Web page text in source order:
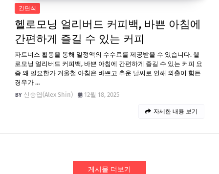
간편식
헬로모닝 얼리버드 커피백, 바쁜 아침에
간편하게 즐길 수 있는 커피
파트너스 활동을 통해 일정액의 수수료를 제공받을 수 있습니다. 헬
로모닝 얼리버드 커피백, 바쁜 아침에 간편하게 즐길 수 있는 커피 요
즘 왜 필요한가 겨울철 아침은 바쁘고 추운 날씨로 인해 외출이 힘든
경우가 …
신승엽(Alex Shin)
12월 18, 2025
자세한 내용 보기
게시물 더보기